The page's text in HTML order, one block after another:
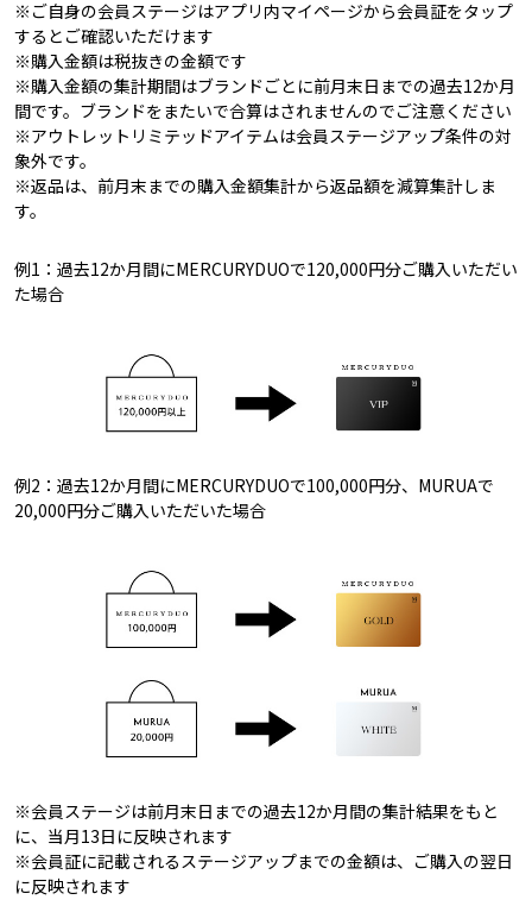
※ご自身の会員ステージはアプリ内マイページから会員証をタップ
するとご確認いただけます
※購入金額は税抜きの金額です
※購入金額の集計期間はブランドごとに前月末日までの過去12か月
間です。ブランドをまたいで合算はされませんのでご注意ください
※アウトレットリミテッドアイテムは会員ステージアップ条件の対
象外です。
※返品は、前月末までの購入金額集計から返品額を減算集計しま
す。
例1：過去12か月間にMERCURYDUOで120,000円分ご購入いただい
た場合
例2：過去12か月間にMERCURYDUOで100,000円分、MURUAで
20,000円分ご購入いただいた場合
※会員ステージは前月末日までの過去12か月間の集計結果をもと
に、当月13日に反映されます
※会員証に記載されるステージアップまでの金額は、ご購入の翌日
に反映されます